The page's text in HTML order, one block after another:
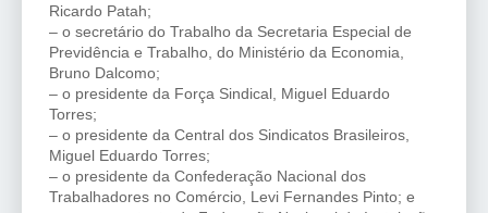
Ricardo Patah;
– o secretário do Trabalho da Secretaria Especial de
Previdência e Trabalho, do Ministério da Economia,
Bruno Dalcomo;
– o presidente da Força Sindical, Miguel Eduardo
Torres;
– o presidente da Central dos Sindicatos Brasileiros,
Miguel Eduardo Torres;
– o presidente da Confederação Nacional dos
Trabalhadores no Comércio, Levi Fernandes Pinto; e